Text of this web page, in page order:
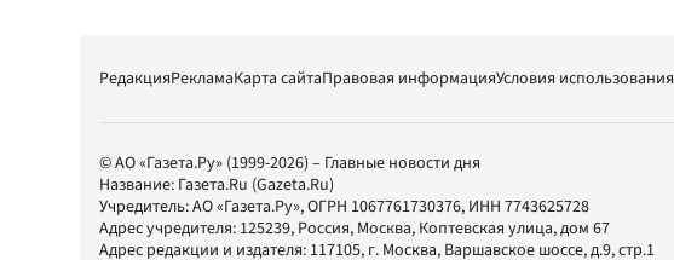
РедакцияРекламаКарта сайтаПравовая информацияУсловия использования
© АО «Газета.Ру» (1999-2026) – Главные новости дня
Название: Газета.Ru (Gazeta.Ru)
Учредитель:АО «Газета.Ру», ОГРН 1067761730376, ИНН 7743625728
Адрес учредителя: 125239, Россия, Москва, Коптевская улица, дом 67
Адрес редакции и издателя: 117105, г. Москва, Варшавское шоссе, д.9, стр.1